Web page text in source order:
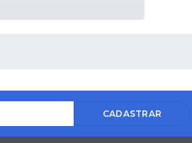
CADASTRAR